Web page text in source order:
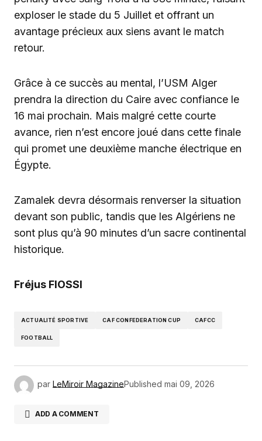
exploser le stade du 5 Juillet et offrant un
avantage précieux aux siens avant le match
retour.
Grâce à ce succès au mental, l’USM Alger
prendra la direction du Caire avec confiance le
16 mai prochain. Mais malgré cette courte
avance, rien n’est encore joué dans cette finale
qui promet une deuxième manche électrique en
Égypte.
Zamalek devra désormais renverser la situation
devant son public, tandis que les Algériens ne
sont plus qu’à 90 minutes d’un sacre continental
historique.
Fréjus FIOSSI
ACTUALITÉ SPORTIVE CAF CONFEDERATION CUP CAFCC
FOOTBALL
par LeMiroir MagazinePublished mai 09, 2026
ADD A COMMENT